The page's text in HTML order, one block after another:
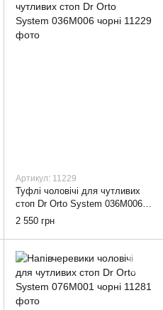
Артикул: 11229
Туфлі чоловічі для чутливих
стоп Dr Orto System 036M006
чорні, 42
2 550 грн